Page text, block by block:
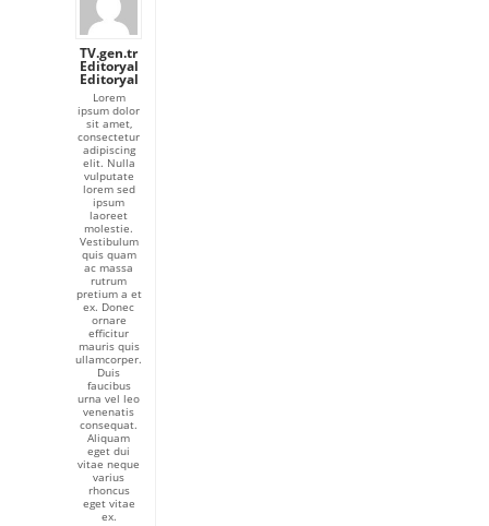
TV.gen.tr
Editoryal
Editoryal
Lorem
ipsum dolor
sit amet,
consectetur
adipiscing
elit. Nulla
vulputate
lorem sed
ipsum
laoreet
molestie.
Vestibulum
quis quam
ac massa
rutrum
pretium a et
ex. Donec
ornare
efficitur
mauris quis
ullamcorper.
Duis
faucibus
urna vel leo
venenatis
consequat.
Aliquam
eget dui
vitae neque
varius
rhoncus
eget vitae
ex.